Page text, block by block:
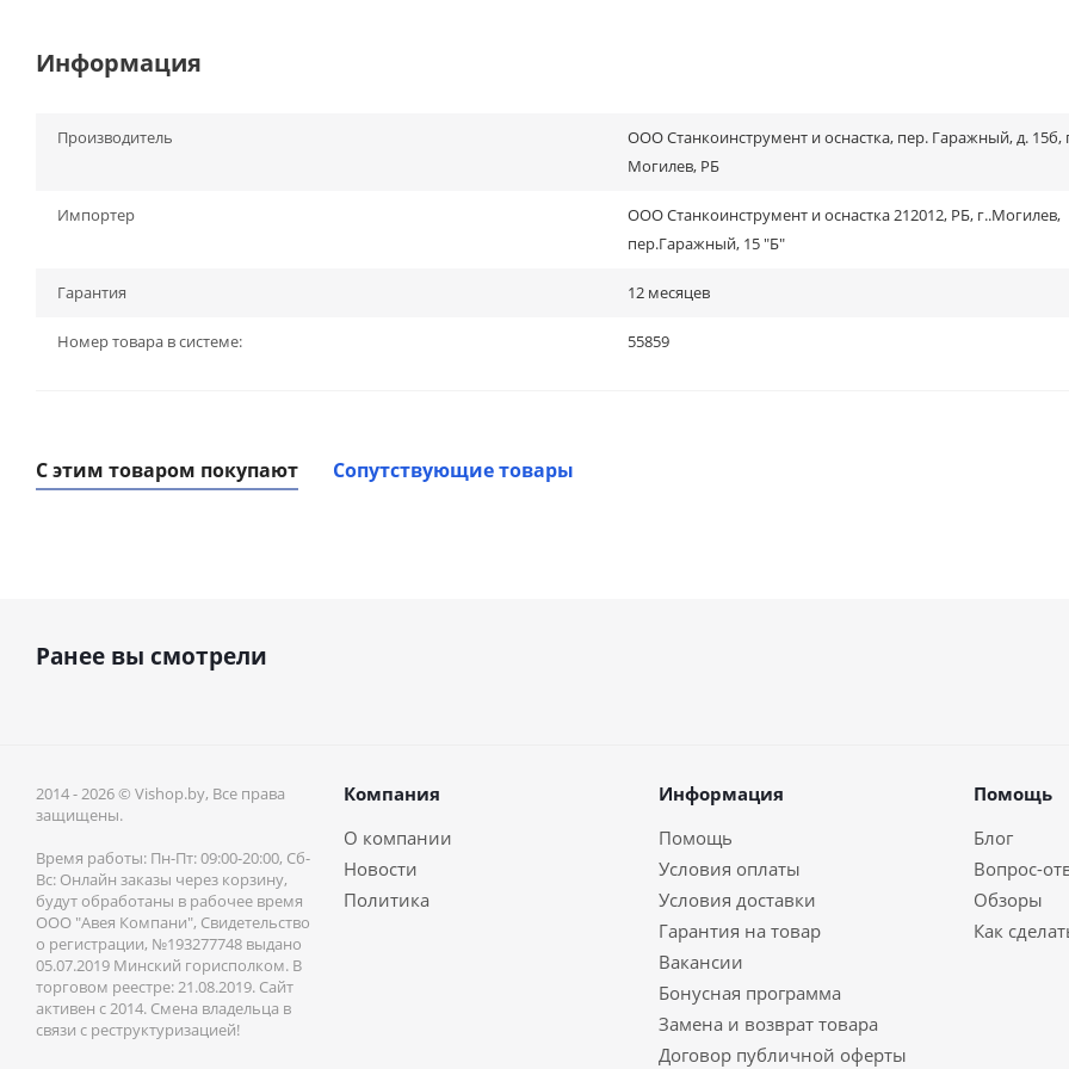
Информация
Производитель
ООО Станкоинструмент и оснастка, пер. Гаражный, д. 15б,
Могилев, РБ
Импортер
ООО Станкоинструмент и оснастка 212012, РБ, г..Могилев,
пер.Гаражный, 15 "Б"
Гарантия 12 месяцев
Номер товара в системе: 55859
С этим товаром покупают Сопутствующие товары
Ранее вы смотрели
2014 - 2026 © Vishop.by, Все права
защищены.
Время работы: Пн-Пт: 09:00-20:00, Сб-
Вс: Онлайн заказы через корзину,
будут обработаны в рабочее время
ООО "Авея Компани", Свидетельство
о регистрации, №193277748 выдано
05.07.2019 Минский горисполком. В
торговом реестре: 21.08.2019. Сайт
активен с 2014. Смена владельца в
связи с реструктуризацией!
Компания
О компании
Новости
Политика
Информация
Помощь
Условия оплаты
Условия доставки
Гарантия на товар
Вакансии
Бонусная программа
Замена и возврат товара
Договор публичной оферты
Помощь
Блог
Вопрос-
Обзоры
Как